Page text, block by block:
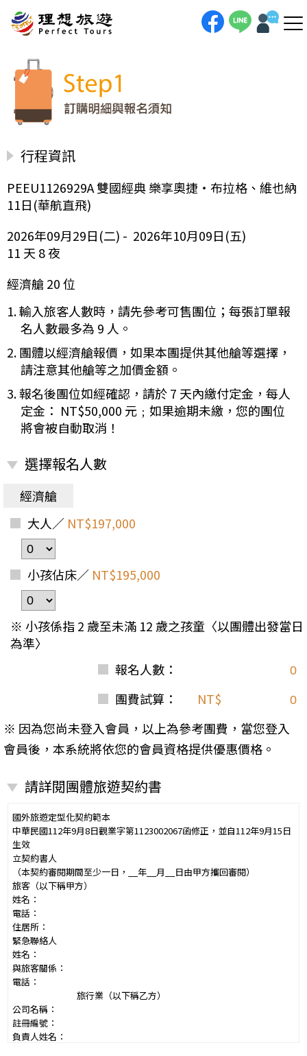
行程資訊
PEEU1126929A 雙國經典 樂享奧捷‧布拉格、維也納
11日(華航直飛)
2026年09月29日(二) - 2026年10月09日(五)
11 天 8 夜
經濟艙 20 位
1. 輸入旅客人數時，請先參考可售團位；每張訂單報
名人數最多為 9 人。
2. 團體以經濟艙報價，如果本團提供其他艙等選擇，
請注意其他艙等之加價金額。
3. 報名後團位如經確認，請於 7 天內繳付定金，每人
定金： NT$50,000 元﹔如果逾期未繳，您的團位
將會被自動取消！
選擇報名人數
經濟艙
大人／ NT$197,000
小孩佔床／ NT$195,000
※ 小孩係指 2 歲至未滿 12 歲之孩童〈以團體出發當日
為準〉
報名人數：
團費試算：
NT$
※ 因為您尚未登入會員，以上為參考團費，當您登入
會員後，本系統將依您的會員資格提供優惠價格。
請詳閱團體旅遊契約書
國外旅遊定型化契約範本
中華民國112年9月8日觀業字第1123002067函修正，並自112年9月15日
生效
立契約書人
（本契約審閱期間至少一日，__年__月__日由甲方攜回審閱）
旅客（以下稱甲方）
姓名：
電話：
住居所：
緊急聯絡人
姓名：
與旅客關係：
電話：
旅行業（以下稱乙方）
公司名稱：
註冊編號：
負責人姓名：